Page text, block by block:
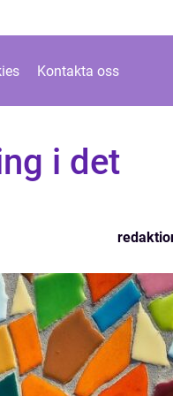
Kontakta oss
i det